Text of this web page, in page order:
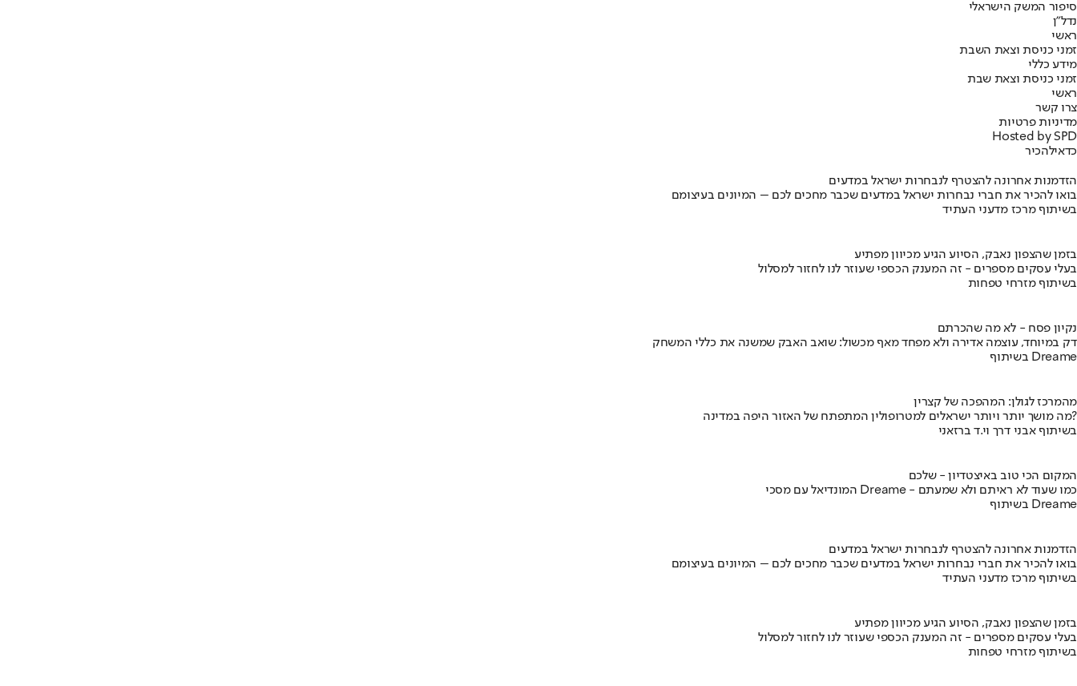
סיפור המשק הישראלי
נדל"ן
ראשי
זמני כניסת וצאת השבת
מידע כללי
זמני כניסת וצאת שבת
ראשי
צרו קשר
מדיניות פרטיות
Hosted by SPD
כדאילהכיר
הזדמנות אחרונה להצטרף לנבחרות ישראל במדעים
בואו להכיר את חברי נבחרות ישראל במדעים שכבר מחכים לכם – המיונים בעיצומם
בשיתוף מרכז מדעני העתיד
בזמן שהצפון נאבק, הסיוע הגיע מכיוון מפתיע
בעלי עסקים מספרים - זה המענק הכספי שעוזר לנו לחזור למסלול
בשיתוף מזרחי טפחות
נקיון פסח - לא מה שהכרתם
דק במיוחד, עוצמה אדירה ולא מפחד מאף מכשול: שואב האבק שמשנה את כללי המשחק
בשיתוף Dreame
מהמרכז לגולן: המהפכה של קצרין
מה מושך יותר ויותר ישראלים למטרופולין המתפתח של האזור היפה במדינה?
בשיתוף אבני דרך וי.ד ברזאני
המקום הכי טוב באיצטדיון - שלכם
המונדיאל עם מסכי Dreame - כמו שעוד לא ראיתם ולא שמעתם
בשיתוף Dreame
הזדמנות אחרונה להצטרף לנבחרות ישראל במדעים
בואו להכיר את חברי נבחרות ישראל במדעים שכבר מחכים לכם – המיונים בעיצומם
בשיתוף מרכז מדעני העתיד
בזמן שהצפון נאבק, הסיוע הגיע מכיוון מפתיע
בעלי עסקים מספרים - זה המענק הכספי שעוזר לנו לחזור למסלול
בשיתוף מזרחי טפחות